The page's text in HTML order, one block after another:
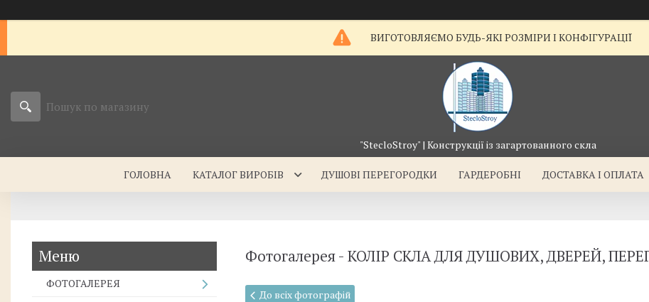
ВИГОТОВЛЯЄМО БУДЬ-ЯКІ РОЗМІРИ І КОНФІГУРАЦІЇ
"StecloStroy" | Конструкції із загартованного скла
ГОЛОВНА КАТАЛОГ ВИРОБІВ ДУШОВІ ПЕРЕГОРОДКИ ГАРДЕРОБНІ ДОСТАВКА І ОПЛАТА
Фотогалерея - КОЛІР СКЛА ДЛЯ ДУШОВИХ, ДВЕРЕЙ,
До всіх фотографій
ФОТОГАЛЕРЕЯ